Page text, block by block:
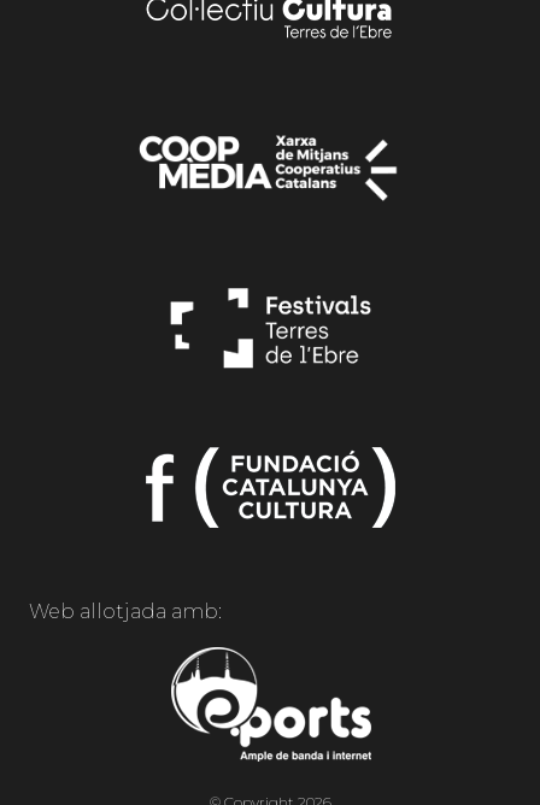
Web allotjada amb: